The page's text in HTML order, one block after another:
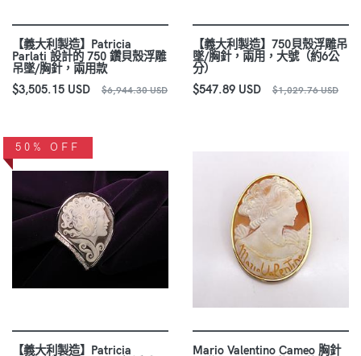
【義大利製造】Patricia
Parlati 設計的 750 鑽貝殼浮雕
吊墜/胸針，兩用款
$3,505.15 USD
$6,944.30 USD
【義大利製造】750貝殼浮雕吊
墜/胸針，兩用，大號（約6公
分）
$547.89 USD
$1,029.76 USD
50% OFF
【義大利製造】Patricia
Mario Valentino Cameo 胸針